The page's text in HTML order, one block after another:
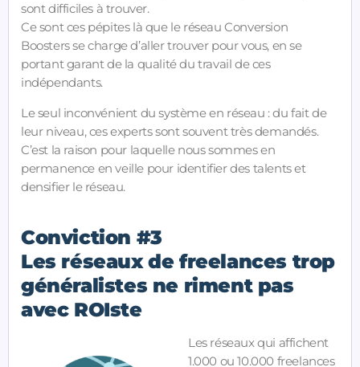
sont difficiles à trouver.
Ce sont ces pépites là que le réseau Conversion
Boosters se charge d’aller trouver pour vous, en se
portant garant de la qualité du travail de ces
indépendants.
Le seul inconvénient du système en réseau : du fait de
leur niveau, ces experts sont souvent très demandés.
C’est la raison pour laquelle nous sommes en
permanence en veille pour identifier des talents et
densifier le réseau.
Conviction #3
Les réseaux de freelances trop
généralistes ne riment pas
avec ROIste
Les réseaux qui affichent
1.000 ou 10.000 freelances